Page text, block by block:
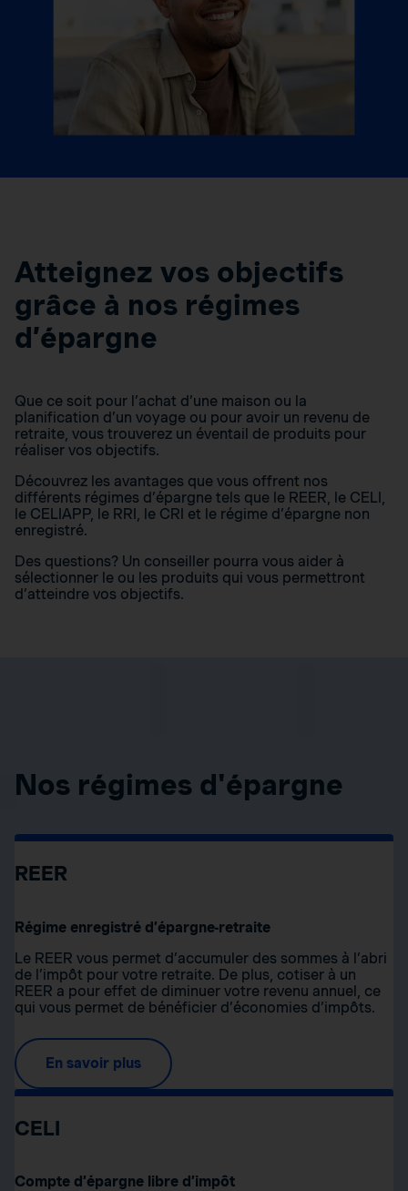
Atteignez vos objectifs
grâce à nos régimes
d’épargne
Que ce soit pour l’achat d’une maison ou la
planification d’un voyage ou pour avoir un revenu de
retraite, vous trouverez un éventail de produits pour
réaliser vos objectifs.
Découvrez les avantages que vous offrent nos
différents régimes d’épargne tels que le REER, le CELI,
le CELIAPP, le RRI, le CRI et le régime d’épargne non
enregistré.
Des questions? Un conseiller pourra vous aider à
sélectionner le ou les produits qui vous permettront
d’atteindre vos objectifs.
Nos régimes d'épargne
REER
Régime enregistré d’épargne-retraite
Le REER vous permet d’accumuler des sommes à l’abri
de l’impôt pour votre retraite. De plus, cotiser à un
REER a pour effet de diminuer votre revenu annuel, ce
qui vous permet de bénéficier d’économies d’impôts.
En savoir plus
CELI
Compte d’épargne libre d’impôt